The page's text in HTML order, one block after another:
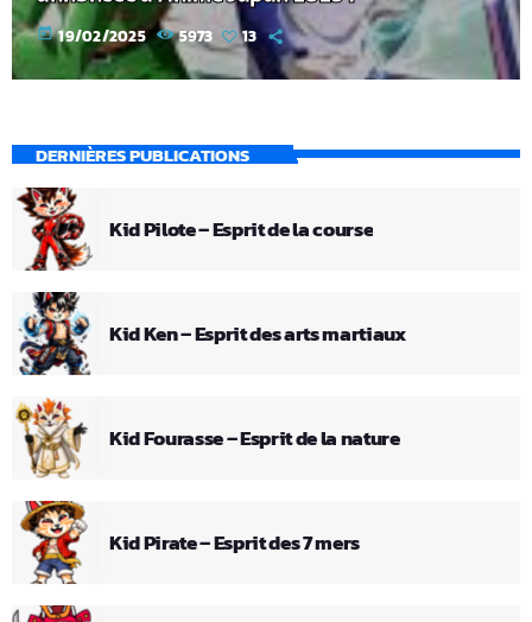
today 19/02/2025 5973 13
DERNIÈRES PUBLICATIONS
Kid Pilote – Esprit de la course
Kid Ken – Esprit des arts martiaux
Kid Fourasse – Esprit de la nature
Kid Pirate – Esprit des 7 mers